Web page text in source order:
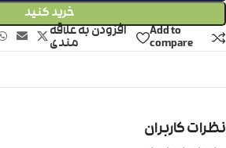
خرید کنید
Add to
compare
افزودن به علاقه
مندی
نظرات کاربران